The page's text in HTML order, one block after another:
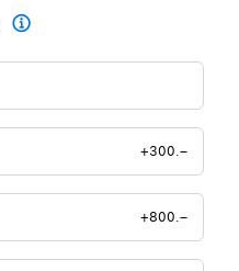

+300.–
+800.–